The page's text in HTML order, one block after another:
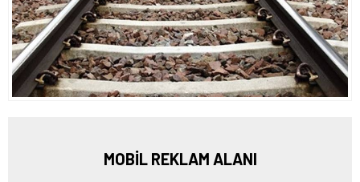
MOBİL REKLAM ALANI